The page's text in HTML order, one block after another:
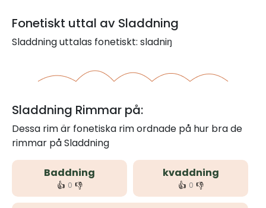
Fonetiskt uttal av Sladdning
Sladdning uttalas fonetiskt: sladniŋ
Sladdning Rimmar på:
Dessa rim är fonetiska rim ordnade på hur bra de
rimmar på Sladdning
Baddning
👍 0 👎
kvaddning
👍 0 👎